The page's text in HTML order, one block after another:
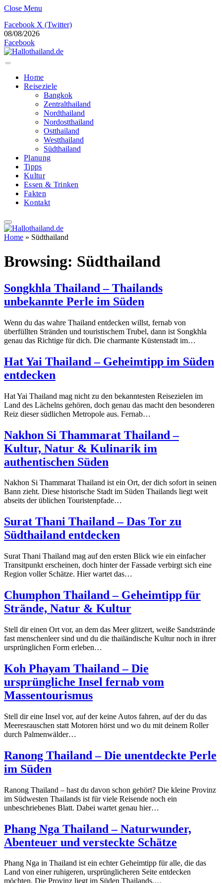
Close Menu
Facebook X (Twitter)
08/08/2026
Facebook
Home
Reiseziele
Bangkok
Zentralthailand
Nordthailand
Nordostthailand
Ostthailand
Westthailand
Südthailand
Planung
Tipps
Kultur
Essen & Trinken
Fakten
Kontakt
Home » Südthailand
Browsing: Südthailand
Songkhla Thailand – Thailands
unbekannte Perle im Süden
Wenn du das wahre Thailand entdecken willst, fernab von
überfüllten Stränden und touristischem Trubel, dann ist Songkhla
genau das Richtige für dich. Die charmante Küstenstadt im…
Hat Yai Thailand – Geheimtipp im Süden
entdecken
Hat Yai Thailand mag nicht zu den bekanntesten Reisezielen im
Land des Lächelns gehören, doch genau das macht den besonderen
Reiz dieser südlichen Metropole aus. Fernab…
Nakhon Si Thammarat Thailand –
Kultur, Natur & Kulinarik im
authentischen Süden
Nakhon Si Thammarat Thailand ist ein Ort, der dich sofort in seinen
Bann zieht. Diese historische Stadt im Süden Thailands liegt weit
abseits der üblichen Touristenpfade…
Surat Thani Thailand – Das Tor zu
Südthailand entdecken
Surat Thani Thailand mag auf den ersten Blick wie ein einfacher
Transitpunkt erscheinen, doch hinter der Fassade verbirgt sich eine
Region voller Schätze. Hier wartet das…
Chumphon Thailand – Geheimtipp für
Strände, Natur & Kultur
Stell dir einen Ort vor, an dem das Meer glitzert, weiße Sandstrände
fast menschenleer sind und du die thailändische Kultur noch in ihrer
ursprünglichen Form erleben…
Koh Phayam Thailand – Die
ursprüngliche Insel fernab vom
Massentourismus
Stell dir eine Insel vor, auf der keine Autos fahren, auf der du das
Meeresrauschen statt Motoren hörst und wo du mit deinem Roller
durch Palmenwälder…
Ranong Thailand – Die unentdeckte Perle
im Süden
Ranong Thailand – hast du davon schon gehört? Die kleine Provinz
im Südwesten Thailands ist für viele Reisende noch ein
unbeschriebenes Blatt. Dabei wartet genau hier…
Phang Nga Thailand – Naturwunder,
Abenteuer und versteckte Schätze
Phang Nga in Thailand ist ein echter Geheimtipp für alle, die das
Land von einer ruhigeren, ursprünglicheren Seite entdecken
möchten. Die Provinz liegt im Süden Thailands,…